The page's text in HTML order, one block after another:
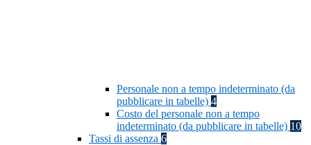
Personale non a tempo indeterminato (da
pubblicare in tabelle) 4
Costo del personale non a tempo
indeterminato (da pubblicare in tabelle) 10
Tassi di assenza 6